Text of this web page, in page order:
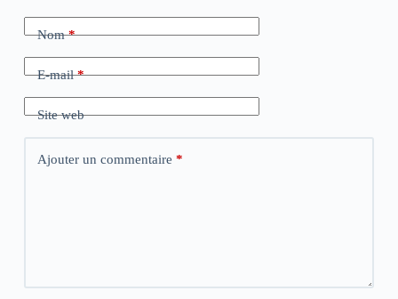
Nom*
E-mail*
Site web
Ajouter un commentaire *